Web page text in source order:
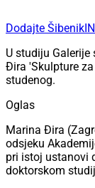
Dodajte
U studiju Galerije
Đira 'Skulpture
studenog.
Oglas
Marina Đira
odsjeku
pri istoj ustanovi
doktorskom